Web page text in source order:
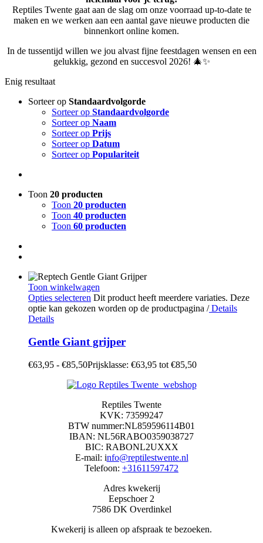
Reptiles Twente gaat aan de slag om onze voorraad up-to-date te
maken en we werken aan een aantal gave nieuwe producten die
binnenkort online komen.
In de tussentijd willen we jou alvast fijne feestdagen wensen en een
gelukkig, gezond en succesvol 2026! 🎄✨
Enig resultaat
Sorteer op Standaardvolgorde
Sorteer op Standaardvolgorde
Sorteer op Naam
Sorteer op Prijs
Sorteer op Datum
Sorteer op Populariteit
Toon 20 producten
Toon 20 producten
Toon 40 producten
Toon 60 producten
Toon winkelwagen
Opties selecteren Dit product heeft meerdere variaties. Deze
optie kan gekozen worden op de productpagina /Details
Details
Gentle Giant grijper
€63,95 - €85,50Prijsklasse: €63,95 tot €85,50
Reptiles Twente
KVK: 73599247
BTW nummer:NL859596114B01
IBAN: NL56RABO0359038727
BIC: RABONL2UXXX
E-mail: info@reptilestwente.nl
Telefoon: +31611597472
Adres kwekerij
Eepschoer 2
7586 DK Overdinkel
Kwekerij is alleen op afspraak te bezoeken.